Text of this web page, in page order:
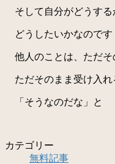
そして自分がどうする
どうしたいかなのです
他人のことは、ただそ
ただそのまま受け入れ
「そうなのだな」と
カテゴリー
無料記事